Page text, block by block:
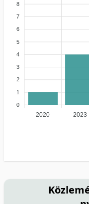
8
7
6
5
4
3
2
1
0
2020 2023